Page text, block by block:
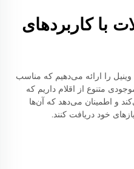
با کاربردهای
را ارائه می‌دهیم که مناسب
متنوع از اقلام داریم که
و اطمینان می‌دهد که آن‌ها
خود دریافت کنند.